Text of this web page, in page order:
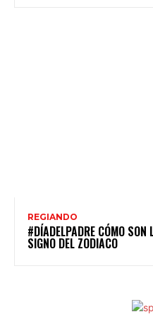
REGIANDO
#DÍADELPADRE CÓMO
SIGNO DEL ZODIACO